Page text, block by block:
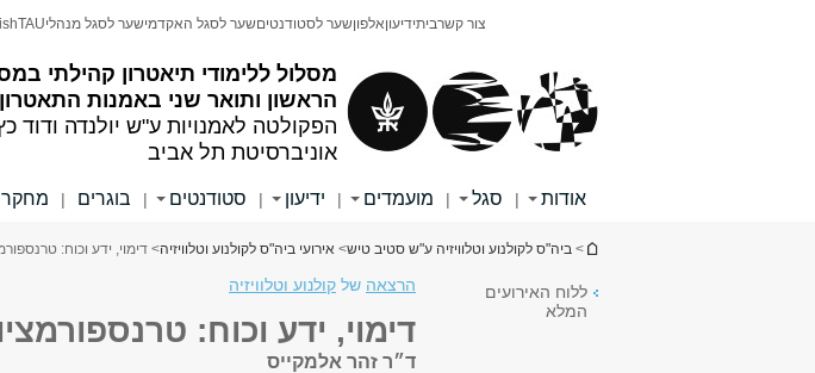
מסלול ללימודי תיאטרון קהילתי
הראשון ותואר שני באמנות התאטרון
הפקולטה לאמנויות ע"ש יולנדה ודוד
אוניברסיטת תל אביב
צור קשרביתידיעוןאלפוןשער לסטודנטיםשער לסגל האקדמישער לסגל מנהליTAU
אודות | סגל | מועמדים | ידיעון | סטודנטים | בוגרים | מחקר
הינך נמצא כאן
> ביה"ס לקולנוע וטלוויזיה ע"ש סטיב טיש> אירועי ביה"ס לקולנוע וטלוויזיה> דימוי, ידע וכוח:
ללוח האירועים
המלא
הרצאה של קולנוע וטלוויזיה
דימוי, ידע וכוח:
ד״ר זהר אלמקייס